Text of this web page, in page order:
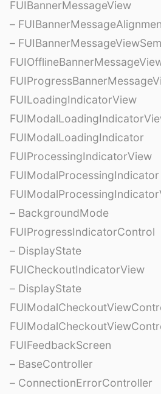
FUIBannerMessageView
–
–
FUILoadingIndicatorView
FUIModalLoadingIndicator
FUIProcessingIndicatorView
FUIModalProcessingIndicator
– BackgroundMode
FUIProgressIndicatorControl
– DisplayState
FUICheckoutIndicatorView
– DisplayState
FUIFeedbackScreen
– BaseController
– ConnectionErrorController